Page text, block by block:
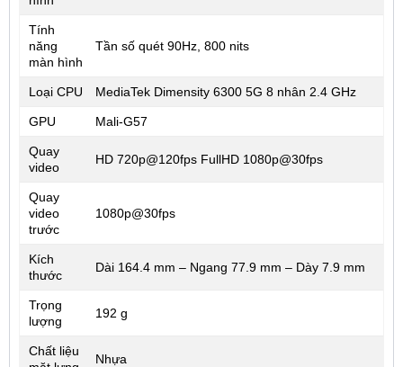
Tính
năng
màn hình
Tần số quét 90Hz, 800 nits
Loại CPU MediaTek Dimensity 6300 5G 8 nhân 2.4 GHz
GPU Mali-G57
Quay
video
HD 720p@120fps FullHD 1080p@30fps
Quay
video
trước
1080p@30fps
Kích
thước
Dài 164.4 mm – Ngang 77.9 mm – Dày 7.9 mm
Trọng
lượng
192 g
Chất liệu
Nhựa